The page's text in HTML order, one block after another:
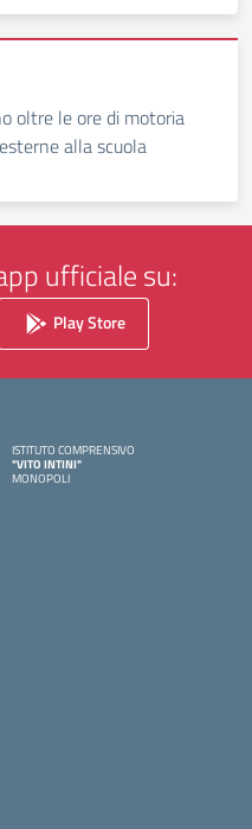
oltre le ore di motoria
alla scuola
ufficiale su:
Play Store
ISTITUTO COMPRENSIVO
"VITO INTINI"
MONOPOLI